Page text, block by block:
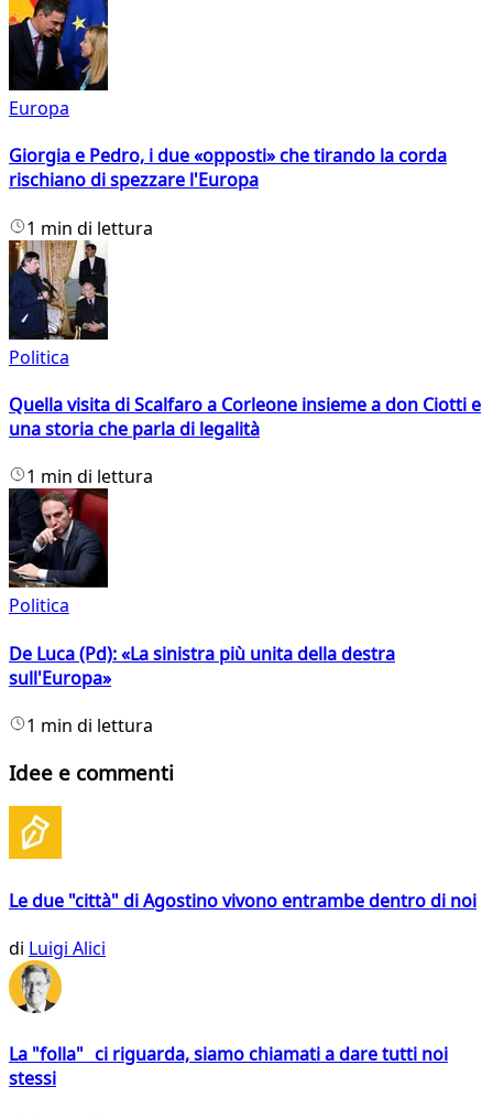
Europa
Giorgia e Pedro, i due «opposti» che tirando la corda
rischiano di spezzare l'Europa
1 min di lettura
Politica
Quella visita di Scalfaro a Corleone insieme a don Ciotti e
una storia che parla di legalità
1 min di lettura
Politica
De Luca (Pd): «La sinistra più unita della destra
sull'Europa»
1 min di lettura
Idee e commenti
Le due "città" di Agostino vivono entrambe dentro di noi
di Luigi Alici
La "folla" ci riguarda, siamo chiamati a dare tutti noi
stessi